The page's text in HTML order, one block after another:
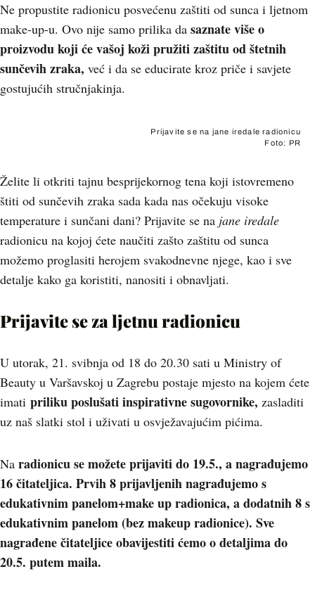
Ne propustite radionicu posvećenu zaštiti od sunca i ljetnom
make-up-u. Ovo nije samo prilika da saznate više o
proizvodu koji će vašoj koži pružiti zaštitu od štetnih
sunčevih zraka, već i da se educirate kroz priče i savjete
gostujućih stručnjakinja.
Prijavite se na jane iredale radionicu
Foto: PR
Želite li otkriti tajnu besprijekornog tena koji istovremeno
štiti od sunčevih zraka sada kada nas očekuju visoke
temperature i sunčani dani? Prijavite se na jane iredale
radionicu na kojoj ćete naučiti zašto zaštitu od sunca
možemo proglasiti herojem svakodnevne njege, kao i sve
detalje kako ga koristiti, nanositi i obnavljati.
Prijavite se za ljetnu radionicu
U utorak, 21. svibnja od 18 do 20.30 sati u Ministry of
Beauty u Varšavskoj u Zagrebu postaje mjesto na kojem ćete
imati priliku poslušati inspirativne sugovornike, zasladiti
uz naš slatki stol i uživati u osvježavajućim pićima.
Na radionicu se možete prijaviti do 19.5., a nagrađujemo
16 čitateljica. Prvih 8 prijavljenih nagrađujemo s
edukativnim panelom+make up radionica, a dodatnih 8 s
edukativnim panelom (bez makeup radionice). Sve
nagrađene čitateljice obavijestiti ćemo o detaljima do
20.5. putem maila.